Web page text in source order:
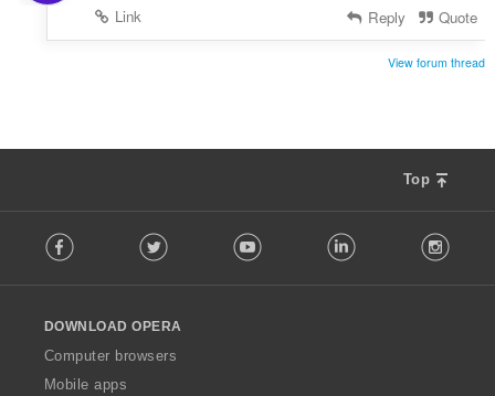
Link
Reply Quote
View forum thread
Top
o
w
O
p
Facebook Twitter Youtube LinkedIn
DOWNLOAD OPERA
Computer browsers
Mobile apps